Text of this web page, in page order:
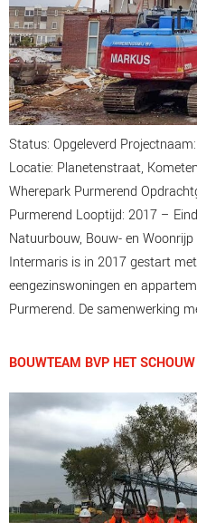
Status: Opgeleverd
Locatie: Planetenstraat,
Wherepark Purmerend
Purmerend Looptijd: 2017 –
Natuurbouw, Bouw- en
Intermaris is in 2017 gestart
eengezinswoningen en
Purmerend. De samenwerking
BOUWTEAM BVP HET SCHOUW